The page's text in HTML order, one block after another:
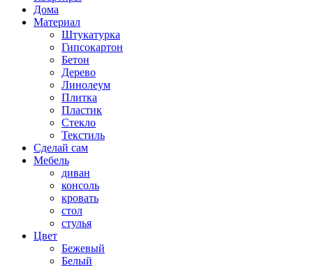
Дома
Материал
Штукатурка
Гипсокартон
Бетон
Дерево
Линолеум
Плитка
Пластик
Стекло
Текстиль
Сделай сам
Мебель
диван
консоль
кровать
стол
стулья
Цвет
Бежевый
Белый